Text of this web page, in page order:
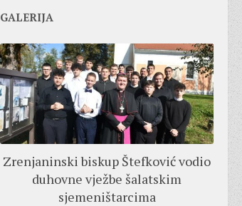
GALERIJA
Zrenjaninski biskup Štefković vodio
duhovne vježbe šalatskim
sjemeništarcima